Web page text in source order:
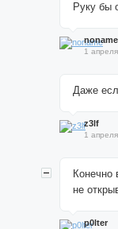
Руку бы
noname
1
Даже
z3lf
1
не
p0lter